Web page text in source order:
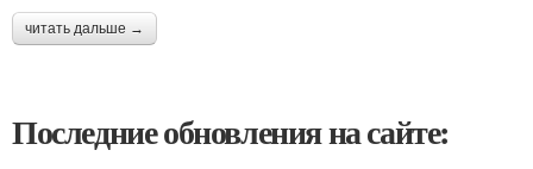
читать дальше →
Последние обновления на сайте: